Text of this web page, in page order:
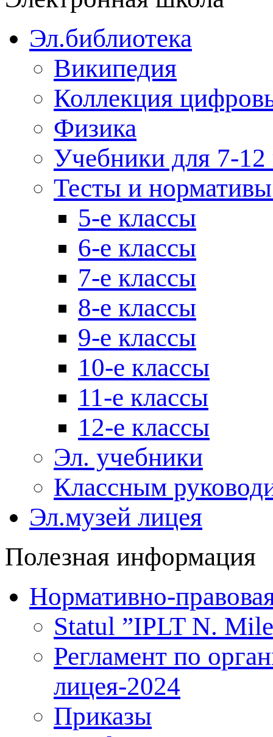
Эл.библиотека
Википедия
Коллекция
Физика
Учебники для 7-12
Тесты и
5-е классы
6-е классы
7-е классы
8-е классы
9-е классы
10-е классы
11-е классы
12-е классы
Эл. учебники
Классным
Эл.музей лицея
Полезная информация
Нормативно-
Statul ”IPLT N.
Регламент по
лицея-2024
Приказы